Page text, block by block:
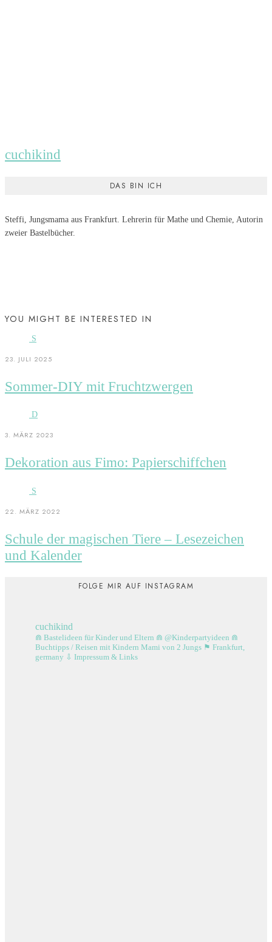
cuchikind
DAS BIN ICH
Steffi, Jungsmama aus Frankfurt. Lehrerin für Mathe und Chemie, Autorin
zweier Bastelbücher.
YOU MIGHT BE INTERESTED IN
S
23. JULI 2025
Sommer-DIY mit Fruchtzwergen
D
3. MÄRZ 2023
Dekoration aus Fimo: Papierschiffchen
S
22. MÄRZ 2022
Schule der magischen Tiere – Lesezeichen
und Kalender
FOLGE MIR AUF INSTAGRAM
cuchikind
⋒ Bastelideen für Kinder und Eltern ⋒ @Kinderpartyideen ⋒
Buchtipps / Reisen mit Kindern Mami von 2 Jungs ⚑ Frankfurt,
germany ⇩ Impressum & Links